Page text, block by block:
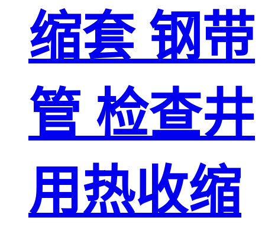
缩套 钢带
管 检查井
用热收缩